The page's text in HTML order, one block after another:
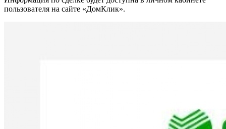
пользователя на сайте «ДомКлик».